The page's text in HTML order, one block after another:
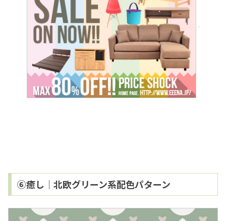
⑥癒し｜北欧グリーン系配色パターン